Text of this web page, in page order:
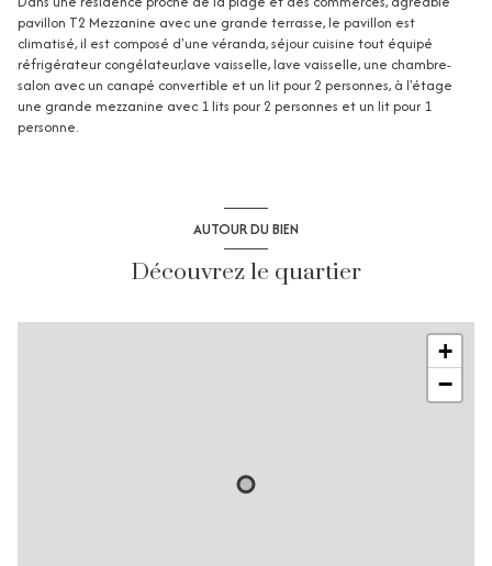
pavillon T2 Mezzanine avec une grande terrasse, le pavillon est
climatisé, il est composé d'une véranda, séjour cuisine tout équipé
réfrigérateur congélateur,lave vaisselle, lave vaisselle, une chambre-
salon avec un canapé convertible et un lit pour 2 personnes, à l'étage
une grande mezzanine avec 1 lits pour 2 personnes et un lit pour 1
personne.
AUTOUR DU BIEN
Découvrez le quartier
+
−